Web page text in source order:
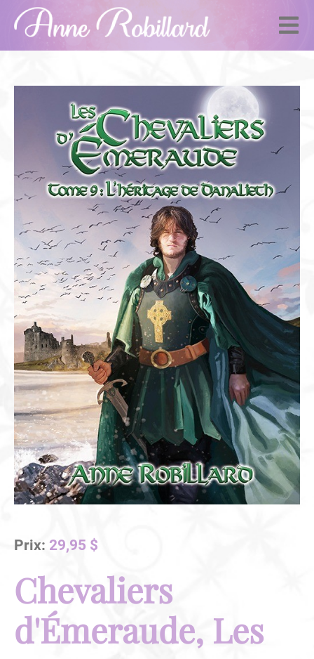
Prix: 29,95 $
Chevaliers
d'Émeraude, Les